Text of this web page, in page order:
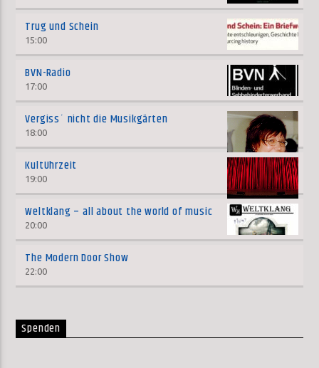
Trug und Schein
15:00
BVN-Radio
17:00
Vergiss´ nicht die Musikgärten
18:00
KultUhrzeit
19:00
Weltklang – all about the world of music
20:00
The Modern Door Show
22:00
Spenden